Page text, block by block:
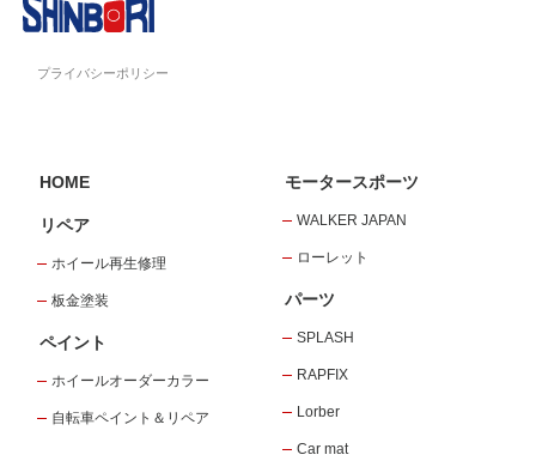
プライバシーポリシー
HOME
リペア
ホイール再生修理
板金塗装
ペイント
ホイールオーダーカラー
自転車ペイント＆リペア
モータースポーツ
WALKER JAPAN
ローレット
パーツ
SPLASH
RAPFIX
Lorber
Car mat